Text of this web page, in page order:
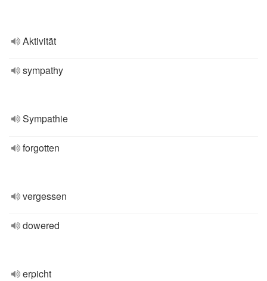
Aktivität
sympathy
Sympathie
forgotten
vergessen
dowered
erpicht